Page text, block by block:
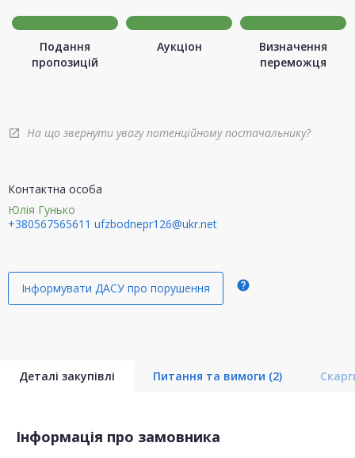
Подання
пропозицій
Аукціон
Визначення
переможця
open_in_new На що звернути увагу потенційному постачальнику?
Контактна особа
Юлія Гунько
+380567565611 ufzbodnepr126@ukr.net
Інформувати ДАСУ про порушення help
Деталі закупівлі Питання та вимоги (2)
Інформація про замовника